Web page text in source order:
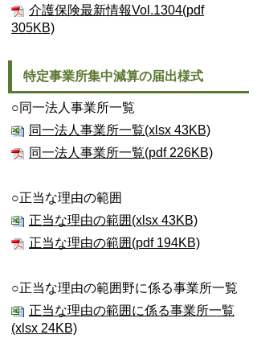
介護保険最新情報Vol.1304(pdf
305KB)
特定事業所集中減算の届出様式
○同一法人事業所一覧
同一法人事業所一覧(xlsx 43KB)
同一法人事業所一覧(pdf 226KB)
○正当な理由の範囲
正当な理由の範囲(xlsx 43KB)
正当な理由の範囲(pdf 194KB)
○正当な理由の範囲野に係る事業所一覧
正当な理由の範囲に係る事業所一覧
(xlsx 24KB)